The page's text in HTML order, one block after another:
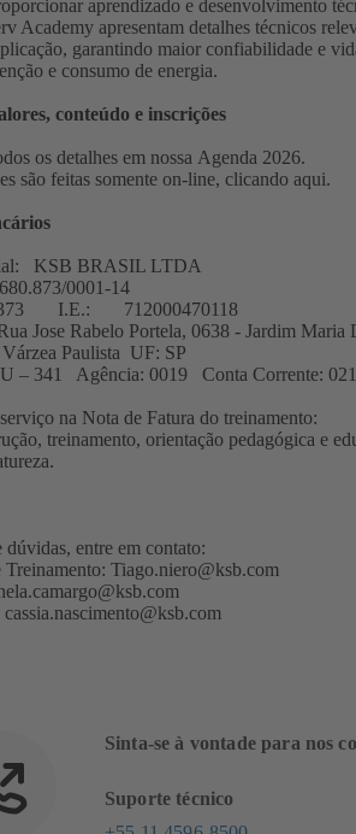
aprendizado e desenvolvimento
Academy apresentam detalhes técnicos
garantindo maior confiabilidade e
e consumo de energia.
conteúdo e inscrições
os detalhes em nossa Agenda 2026(abre
em
.
são feitas somente on-line, clicando aqui(abre
.
KSB BRASIL LTDA
0001-14
I.E.: 712000470118
Jose Rabelo Portela, 0638 - Jardim
Paulista UF: SP
– 341 Agência: 0019 Conta Corrente:
na Nota de Fatura do treinamento:
treinamento, orientação pedagógica e
dúvidas, entre em contato:
Treinamento: Tiago.niero@ksb.com
cassia.nascimento@ksb.com
Sinta-se à vontade para nos
Suporte técnico